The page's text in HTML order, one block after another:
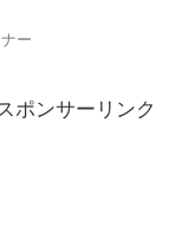
ー
ポンサーリンク